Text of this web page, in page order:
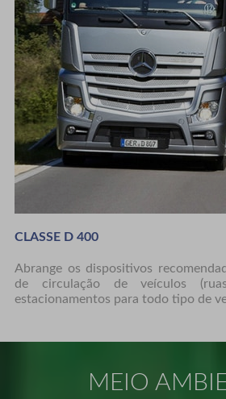
CLASSE D 400
Abrange os dispositivos
de circulação de veículos
estacionamentos para todo tipo de
MEIO